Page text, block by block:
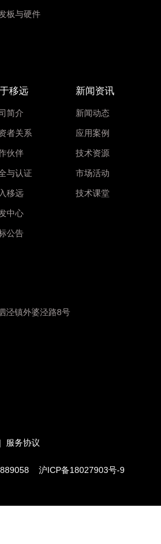
板与硬件
移远
简介
者关系
伙伴
与认证
移远
中心
公告
新闻资讯
新闻动态
应用案例
技术资源
市场活动
技术课堂
泗泾镇外婆泾路8号
| 服务协议
沪ICP备18027903号-9